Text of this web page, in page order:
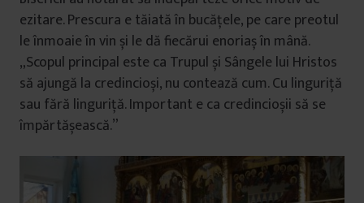
ezitare. Prescura e tăiată în bucățele, pe care preotul
le înmoaie în vin și le dă fiecărui enoriaș în mână.
„Scopul principal este ca Trupul și Sângele lui Hristos
să ajungă la credincioși, nu contează cum. Cu linguriță
sau fără linguriță. Important e ca credincioșii să se
împărtășească.”